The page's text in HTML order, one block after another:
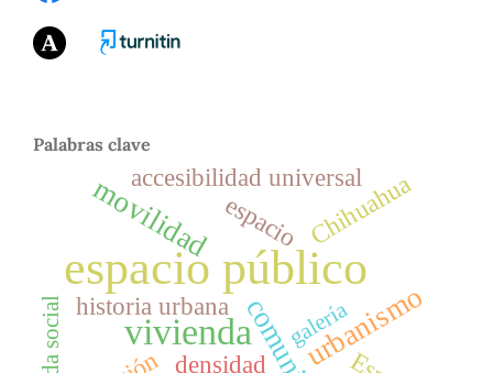
Palabras clave
espacio público
vivienda
movilidad
urbanismo
espacio
densidad
Chihuahua
historia urbana
accesibilidad universal
galería